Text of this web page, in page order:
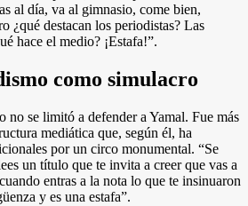
al día, va al gimnasio, come bien,
¿qué destacan los periodistas? Las
hace el medio? ¡Estafa!”.
como simulacro
no se limitó a defender a Yamal. Fue más
mediática que, según él, ha
por un circo monumental. “Se
un título que te invita a creer que vas a
entras a la nota lo que te insinuaron
y es una estafa”.